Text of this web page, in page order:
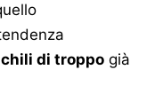
chili di troppo già